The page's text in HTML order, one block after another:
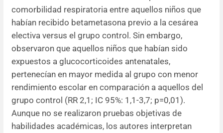
comorbilidad respiratoria entre aquellos niños que
habían recibido betametasona previo a la cesárea
electiva versus el grupo control. Sin embargo,
observaron que aquellos niños que habían sido
expuestos a glucocorticoides antenatales,
pertenecían en mayor medida al grupo con menor
rendimiento escolar en comparación a aquellos del
grupo control (RR 2,1; IC 95%: 1,1-3,7; p=0,01).
Aunque no se realizaron pruebas objetivas de
habilidades académicas, los autores interpretan